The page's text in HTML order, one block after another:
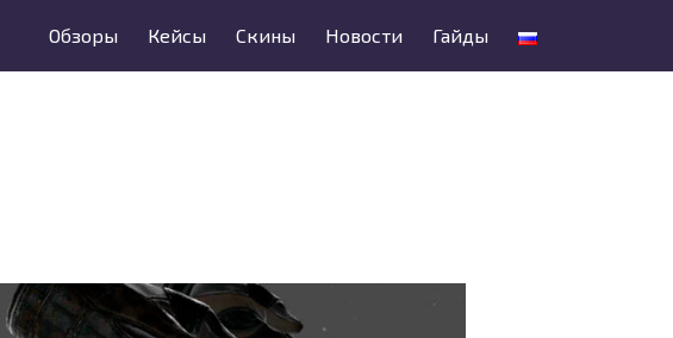
Обзоры Кейсы Скины Новости Гайды